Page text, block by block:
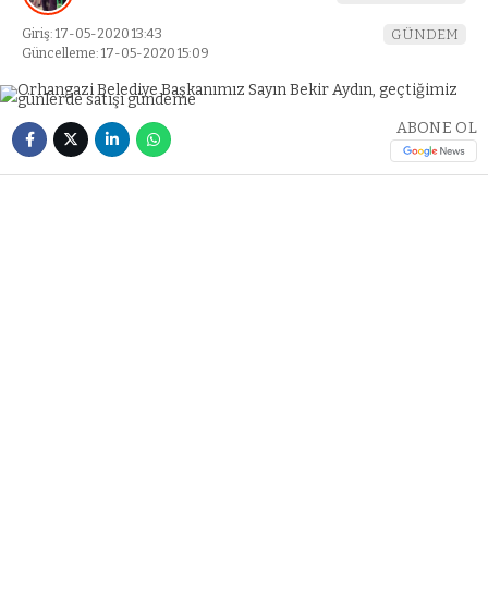
Giriş: 17-05-2020 13:43
Güncelleme: 17-05-2020 15:09
GÜNDEM
ABONE OL